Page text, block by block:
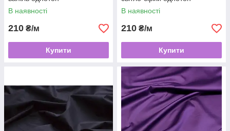
В наявності
210 ₴/м
Купити
В наявності
210 ₴/м
Купити